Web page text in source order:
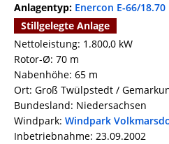
Anlagentyp: Enercon E-66/18.70
Stillgelegte Anlage
Nettoleistung: 1.800,0 kW
Rotor-Ø: 70 m
Nabenhöhe: 65 m
Ort: Groß Twülpstedt /
Bundesland: Niedersachsen
Windpark: Windpark
Inbetriebnahme: 23.09.2002